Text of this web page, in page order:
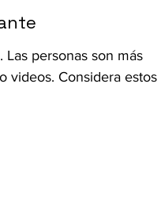
Las personas son más
videos. Considera estos